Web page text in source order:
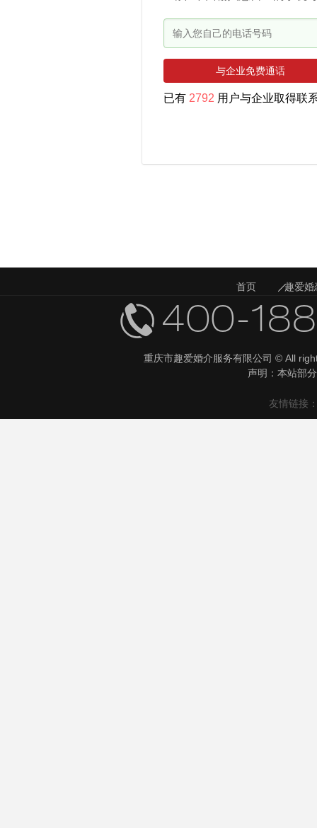
与企业免费通话
已有 2792 用户与企业取得联
首页
趣爱婚
相关活动
400-
重庆市趣爱婚介服务有限公司 © All
声明：本站部
友情链接